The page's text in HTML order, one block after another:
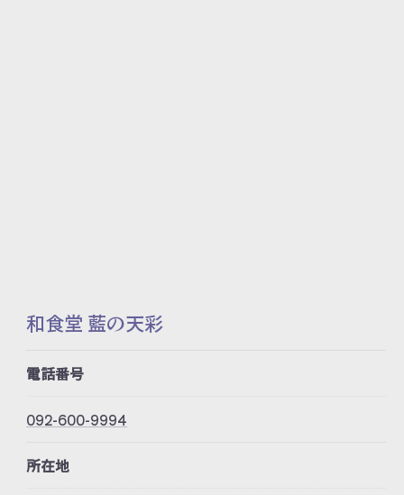
和食堂 藍の天彩
電話番号
092-600-9994
所在地